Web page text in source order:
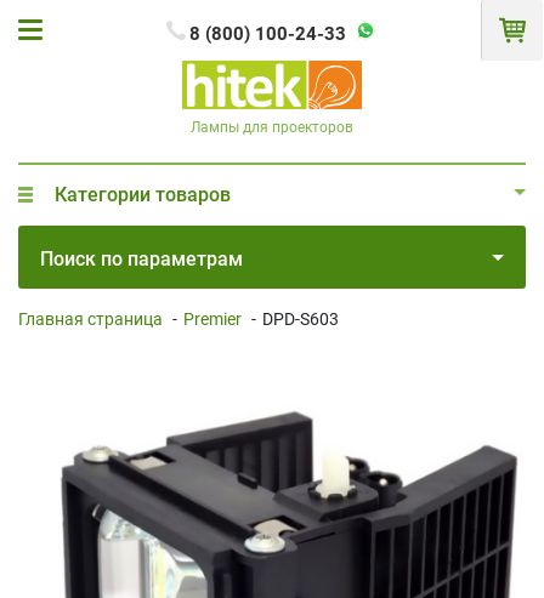
8 (800) 100-24-33
Лампы для проекторов
Категории товаров
Поиск по параметрам
Главная страница - Premier - DPD-S603